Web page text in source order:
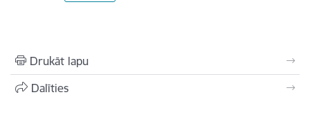
Drukāt lapu
Dalīties